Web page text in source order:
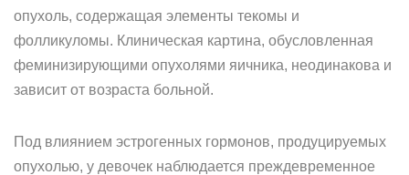
опухоль, содержащая элементы текомы и
фолликуломы. Клиническая картина, обусловленная
феминизирующими опухолями яичника, неодинакова и
зависит от возраста больной.
Под влиянием эстрогенных гормонов, продуцируемых
опухолью, у девочек наблюдается преждевременное